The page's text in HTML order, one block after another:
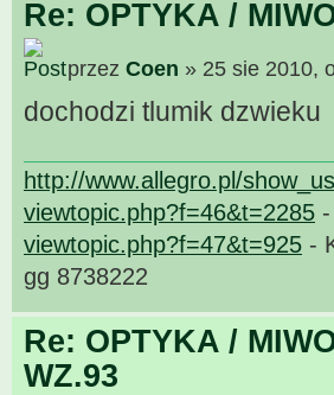
Re: OPTYKA /
przez Coen » 25 sie 2010,
dochodzi tlumik dzwieku
http://www.allegro.pl/
viewtopic.php?f=46&t=2285
viewtopic.php?f=47&t=925 -
gg 8738222
Re: OPTYKA /
WZ.93